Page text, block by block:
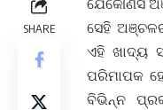
SHARE
ଯେକୌଣସି
ସେହି
ଏହି ଖାଦ୍ୟ
ପରିମାପକ
ବିଭିନ୍ନ